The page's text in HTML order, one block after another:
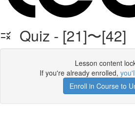
Quiz - [21]〜[42]
Lesson content
If you're already enrolled,
Enroll in Course to